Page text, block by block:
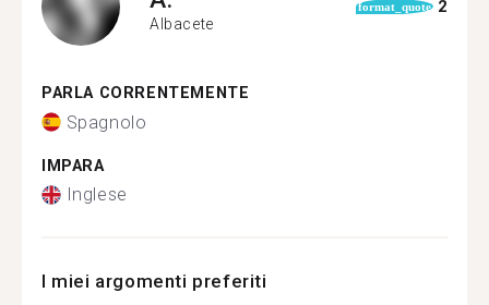
Albacete
format_quote 2
PARLA CORRENTEMENTE
Spagnolo
IMPARA
Inglese
I miei argomenti preferiti